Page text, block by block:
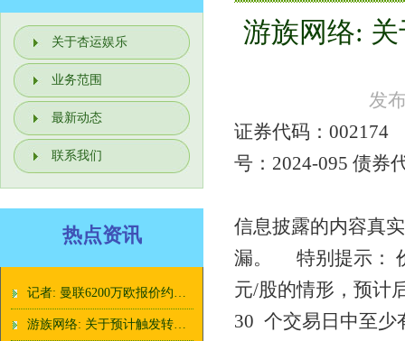
关于杏运娱乐
业务范围
最新动态
联系我们
热点资讯
记者: 曼联6200万欧报价约罗被接受, 正在和球员谈薪水
游族网络: 关于预计触发转股价格向下修正条件的提示性公告
你的位置： 杏运
游族网络:
发
证券代码：
号：2024-095
信息披露的内容真
漏。 特别提示：
元/股的情形，预计
30 个交易日中至